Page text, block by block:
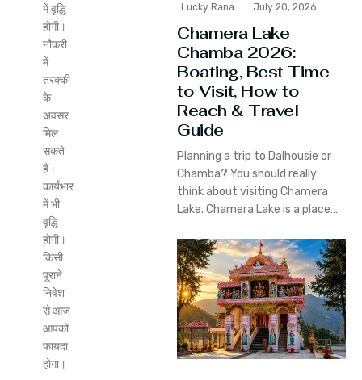
में वृद्धि
होगी।
नौकरी
में
तरक्की
के
अवसर
मिल
सकते
हैं।
कार्यभार
में भी
वृद्धि
होगी।
किसी
पूराने
निवेश
से आज
आपको
फायदा
होगा।
Lucky Rana July 20, 2026
Chamera Lake
Chamba 2026:
Boating, Best Time
to Visit, How to
Reach & Travel
Guide
Planning a trip to Dalhousie or
Chamba? You should really
think about visiting Chamera
Lake. Chamera Lake is a place…